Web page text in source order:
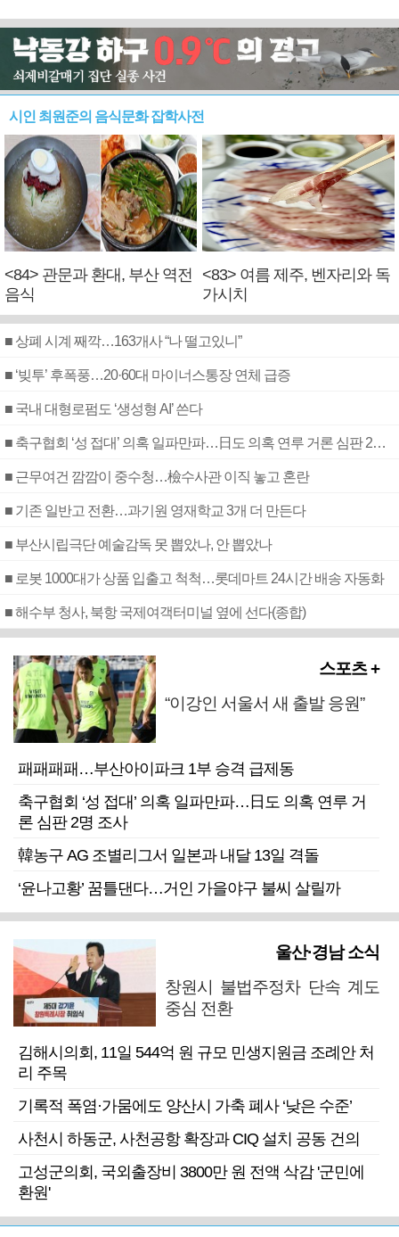
시인 최원준의 음식문화 잡학사전
<84> 관문과 환대, 부산 역전
음식
<83> 여름 제주, 벤자리와 독
가시치
■ 상폐 시계 째깍…163개사 “나 떨고있니”
■ ‘빚투’ 후폭풍…20·60대 마이너스통장 연체 급증
■ 국내 대형로펌도 ‘생성형 AI’ 쓴다
■ 축구협회 ‘성 접대’ 의혹 일파만파…日도 의혹 연루 거론 심판 2명 조사
■ 근무여건 깜깜이 중수청…檢수사관 이직 놓고 혼란
■ 기존 일반고 전환…과기원 영재학교 3개 더 만든다
■ 부산시립극단 예술감독 못 뽑았나, 안 뽑았나
■ 로봇 1000대가 상품 입출고 척척…롯데마트 24시간 배송 자동화
■ 해수부 청사, 북항 국제여객터미널 옆에 선다(종합)
스포츠 +
“이강인 서울서 새 출발 응원”
패패패패…부산아이파크 1부 승격 급제동
축구협회 ‘성 접대’ 의혹 일파만파…日도 의혹 연루 거
론 심판 2명 조사
韓농구 AG 조별리그서 일본과 내달 13일 격돌
‘윤나고황’ 꿈틀댄다…거인 가을야구 불씨 살릴까
울산·경남 소식
창원시 불법주정차 단속 계도
중심 전환
김해시의회, 11일 544억 원 규모 민생지원금 조례안 처
리 주목
기록적 폭염·가뭄에도 양산시 가축 폐사 ‘낮은 수준’
사천시 하동군, 사천공항 확장과 CIQ 설치 공동 건의
고성군의회, 국외출장비 3800만 원 전액 삭감 '군민에
환원'